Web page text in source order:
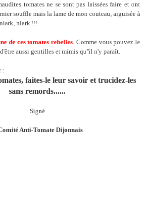
tomates ne se sont pas laissées faire et ont
souffle mais la lame de mon couteau, aiguisée à
niark !!!
de ces tomates rebelles. Comme vous pouvez le
aussi gentilles et mimis qu''il n'y paraît.
:
faites-le leur savoir et trucidez-les
sans remords......
Signé
Anti-Tomate Dijonnais